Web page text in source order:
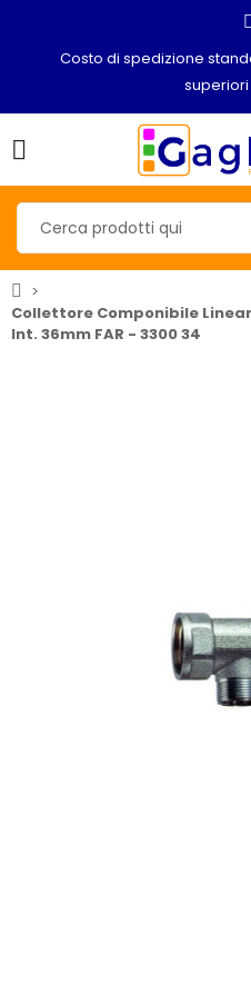
Costo di spedizione
Collettore Componibile
Int. 36mm FAR - 3300 34